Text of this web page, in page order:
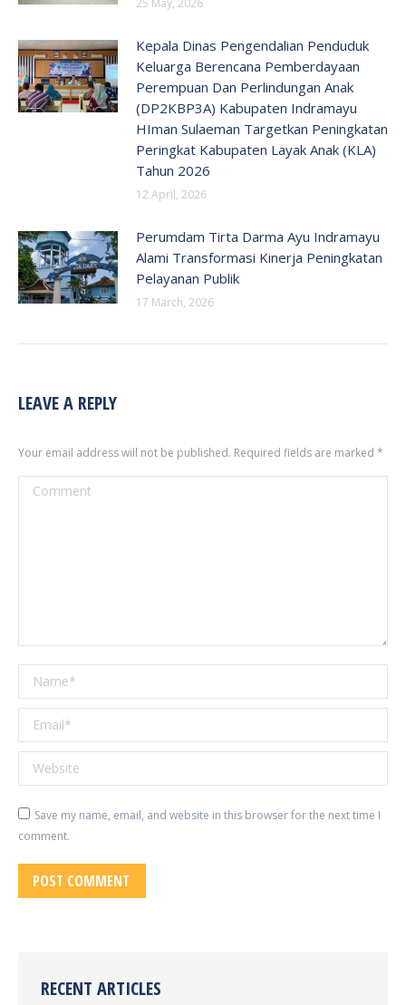
25 May, 2026
Kepala Dinas Pengendalian Penduduk
Keluarga Berencana Pemberdayaan
Perempuan Dan Perlindungan Anak
(DP2KBP3A) Kabupaten Indramayu
HIman Sulaeman Targetkan Peningkatan
Peringkat Kabupaten Layak Anak (KLA)
Tahun 2026
12 April, 2026
Perumdam Tirta Darma Ayu Indramayu
Alami Transformasi Kinerja Peningkatan
Pelayanan Publik
17 March, 2026
LEAVE A REPLY
Your email address will not be published. Required fields are marked *
Comment
Name *
Email *
Website
Save my name, email, and website in this browser for the next time I
comment.
POST COMMENT
RECENT ARTICLES